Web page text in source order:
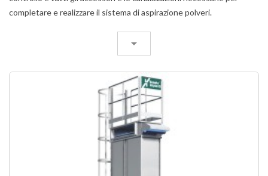
completare e realizzare il sistema di aspirazione polveri.